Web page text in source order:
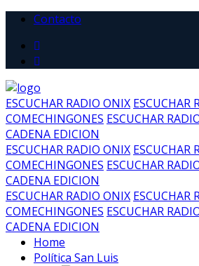
Contacto
ESCUCHAR RADIO ONIX ESCUCHAR
COMECHINGONES ESCUCHAR
CADENA EDICION
ESCUCHAR RADIO ONIX ESCUCHAR
COMECHINGONES ESCUCHAR
CADENA EDICION
ESCUCHAR RADIO ONIX ESCUCHAR
COMECHINGONES ESCUCHAR
CADENA EDICION
Home
Política San Luis